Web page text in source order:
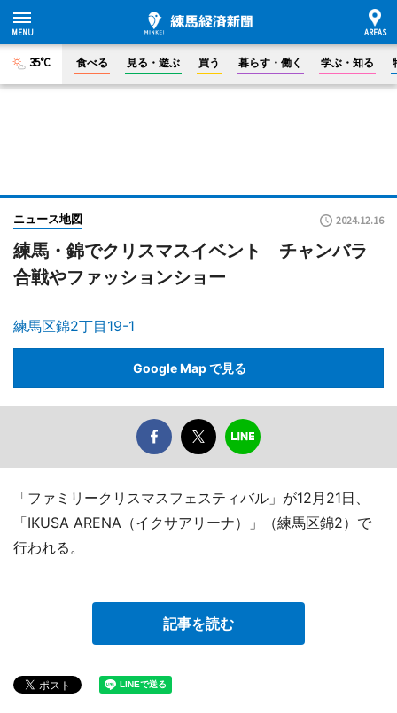
35°C 食べる 見る・遊ぶ 買う 暮らす・働く 学ぶ・知る
ニュース地図 2024.12.16
練馬・錦でクリスマスイベント チャンバラ
合戦やファッションショー
練馬区錦2丁目19-1
Google Map で見る
「ファミリークリスマスフェスティバル」が12月21日、
「IKUSA ARENA（イクサアリーナ）」（練馬区錦2）で
行われる。
記事を読む